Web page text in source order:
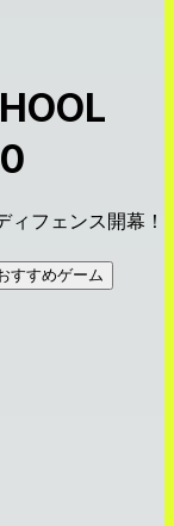
フェンス開幕！
すすめゲーム